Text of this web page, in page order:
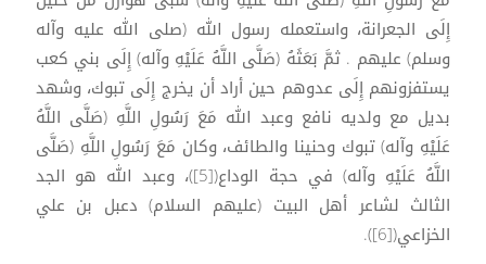
إِلَى الجعرانة، واستعمله رسول الله (صلى الله عليه وآله
وسلم) عليهم . ثمَّ بَعَثَهُ (صَلَّى اللَّهُ عَلَيْهِ وآله) إِلَى بني كعب
يستفزونهم إِلَى عدوهم حين أراد أن يخرج إِلَى تبوك، وشهد
بديل مع ولديه نافع وعبد الله مَعَ رَسُولِ اللَّهِ (صَلَّى اللَّهُ
عَلَيْهِ وآله) تبوك وحنينا والطائف، وكان مَعَ رَسُولِ اللَّهِ (صَلَّى
اللَّهُ عَلَيْهِ وآله) في حجة الوداع([5])، وعبد الله هو الجد
الثالث لشاعر أهل البيت (عليهم السلام) دعبل بن علي
الخزاعي([6]).